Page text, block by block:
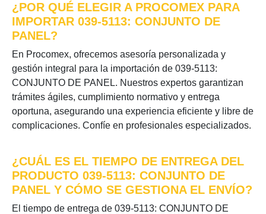
¿POR QUÉ ELEGIR A PROCOMEX PARA
IMPORTAR 039-5113: CONJUNTO DE
PANEL?
En Procomex, ofrecemos asesoría personalizada y
gestión integral para la importación de 039-5113:
CONJUNTO DE PANEL. Nuestros expertos garantizan
trámites ágiles, cumplimiento normativo y entrega
oportuna, asegurando una experiencia eficiente y libre de
complicaciones. Confíe en profesionales especializados.
¿CUÁL ES EL TIEMPO DE ENTREGA DEL
PRODUCTO 039-5113: CONJUNTO DE
PANEL Y CÓMO SE GESTIONA EL ENVÍO?
El tiempo de entrega de 039-5113: CONJUNTO DE